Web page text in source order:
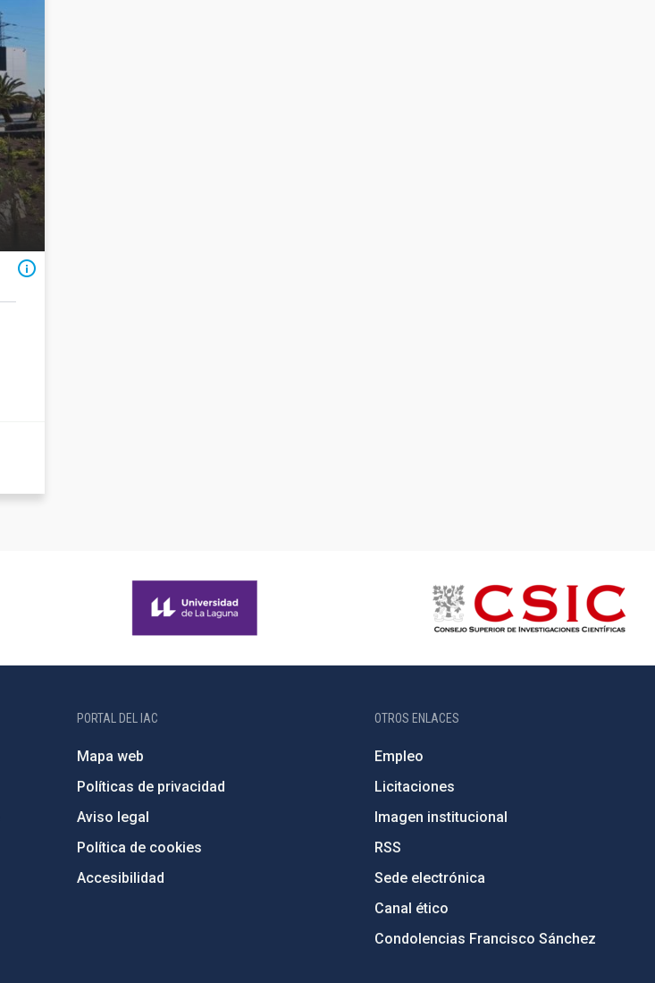
PORTAL DEL IAC
Mapa web
Políticas de privacidad
Aviso legal
Política de cookies
Accesibilidad
OTROS ENLACES
Empleo
Licitaciones
Imagen institucional
RSS
Sede electrónica
Canal ético
Condolencias Francisco Sánchez